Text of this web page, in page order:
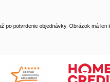
po potvrdenie objednávky. Obrázok má len